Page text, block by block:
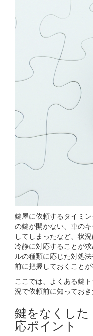
鍵屋に依頼するタイミ
の鍵が開かない、車の
してしまったなど、状
冷静に対応することが
ルの種類に応じた対処
前に把握しておくことが
ここでは、よくある鍵
況で依頼前に知ってお
鍵をなくし
応ポイント